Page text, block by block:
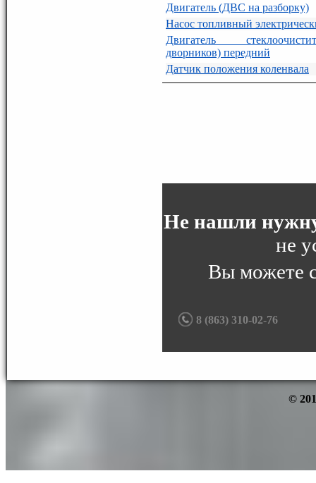
Двигатель (ДВС на разборку)
Насос топливный
Двигатель
дворников) передний
Датчик положения коленвала
Не нашли
не
Вы можете
8 (863) 310-02-76
©